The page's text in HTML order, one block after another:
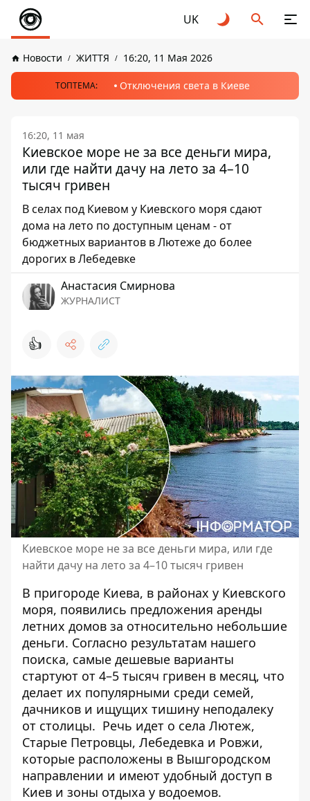
UK
Новости ЖИТТЯ 16:20, 11 Мая 2026
ТОПТЕМА: Отключения света в Киеве
16:20, 11 мая
Киевское море не за все деньги мира,
или где найти дачу на лето за 4–10
тысяч гривен
В селах под Киевом у Киевского моря сдают
дома на лето по доступным ценам - от
бюджетных вариантов в Лютеже до более
дорогих в Лебедевке
Анастасия Смирнова
ЖУРНАЛИСТ
👍
Киевское море не за все деньги мира, или где
найти дачу на лето за 4–10 тысяч гривен
В пригороде Киева, в районах у Киевского
моря, появились предложения аренды
летних домов за относительно небольшие
деньги. Согласно результатам нашего
поиска, самые дешевые варианты
стартуют от 4–5 тысяч гривен в месяц, что
делает их популярными среди семей,
дачников и ищущих тишину неподалеку
от столицы. Речь идет о села Лютеж,
Старые Петровцы, Лебедевка и Ровжи,
которые расположены в Вышгородском
направлении и имеют удобный доступ в
Киев и зоны отдыха у водоемов.